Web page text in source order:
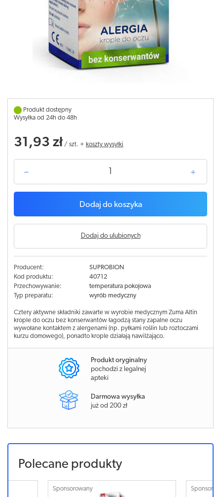
Produkt dostępny
Wysyłka od 24h do 48h
31,93 zł / szt. + koszty wysyłki
Dodaj do koszyka
Dodaj do ulubionych
Producent:
SUPROBION
Kod produktu:
40712
Przechowywanie:
temperatura pokojowa
Typ preparatu:
wyrób medyczny
Cztery aktywne składniki zawarte w wyrobie medycznym Zuma Altin
krople do oczu bez konserwantów łagodzą stany zapalne oczu
wywołane kontaktem z alergenami (np. pyłkami roślin lub roztoczami
kurzu domowego), ponadto krople działają nawilżająco.
Produkt oryginalny
pochodzi z legalnej
apteki
Darmowa wysyłka
już od 200 zł
Polecane produkty
Sponsorowany